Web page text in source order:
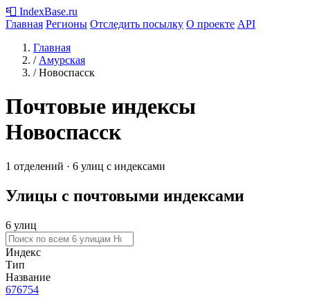
📮 IndexBase.ru
Главная Регионы Отследить посылку О проекте API
Главная
/ Амурская
/ Новоспасск
Почтовые индексы
Новоспасск
1 отделений · 6 улиц с индексами
Улицы с почтовыми индексами
6 улиц
Индекс
Тип
Название
676754